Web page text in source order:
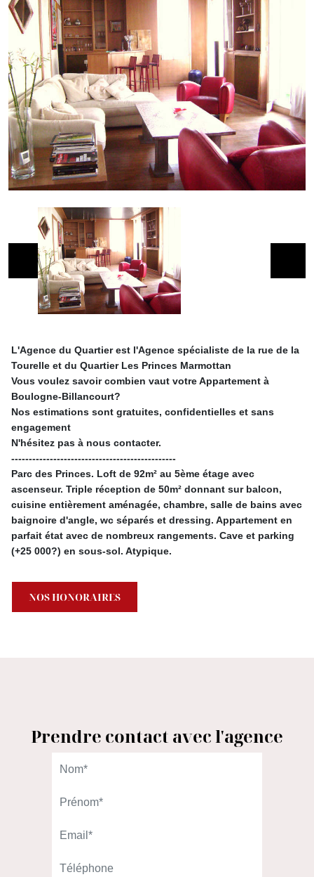
L'Agence du Quartier est l'Agence spécialiste de la rue de la
Tourelle et du Quartier Les Princes Marmottan
Vous voulez savoir combien vaut votre Appartement à
Boulogne-Billancourt?
Nos estimations sont gratuites, confidentielles et sans
engagement
N'hésitez pas à nous contacter.
-----------------------------------------------
Parc des Princes. Loft de 92m² au 5ème étage avec
ascenseur. Triple réception de 50m² donnant sur balcon,
cuisine entièrement aménagée, chambre, salle de bains avec
baignoire d'angle, wc séparés et dressing. Appartement en
parfait état avec de nombreux rangements. Cave et parking
(+25 000?) en sous-sol. Atypique.
NOS HONORAIRES
Prendre contact avec l'agence